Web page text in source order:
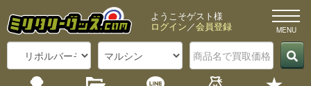
ようこそゲスト様
ログイン／会員登録